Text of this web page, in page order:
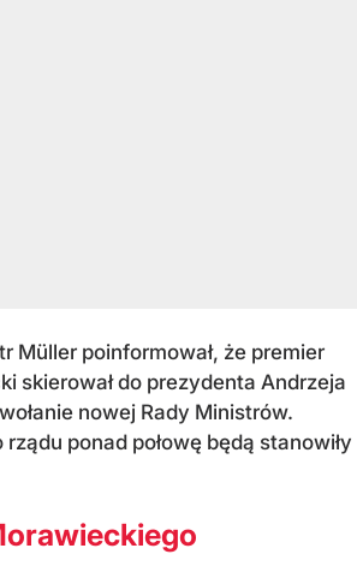
Müller poinformował, że premier
skierował do prezydenta Andrzeja
nowej Rady Ministrów.
rządu ponad połowę będą stanowiły